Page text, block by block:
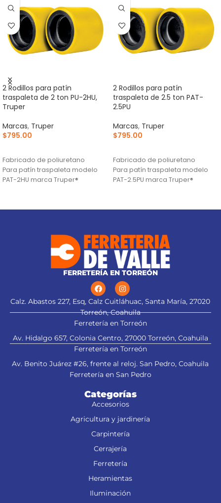
2 Rodillos para patín
traspaleta de 2 ton PU-2HU,
Truper
Marcas, Truper
$795.00
Fabricado de poliuretano
Para patín traspaleta modelo
PAT-2HU marca Truper®
2 Rodillos para patín
traspaleta de 2.5 ton PAT-
2.5PU
Marcas, Truper
$795.00
Fabricado de poliuretano
Para patín traspaleta modelo
PAT-2.5PU marca Truper®
FERRETERÍA EN TORREÓN
Calz. Abastos 227, Esq, Calz Cuitláhuac, Santa María, 27020
Torreón, Coahuila
Ferretería en Torreón
Av. Hidalgo 657, Colonia Centro, 27000 Torreón, Coahuila
Ferretería en Torreón
Av. Benito Juárez #26, frente al reloj. San Pedro, Coahuila
Ferretería en San Pedro
Categorías
Accesorios
Agricultura y jardinería
Carpintería
Cerrajería
Ferretería
Heramientas
Iluminación